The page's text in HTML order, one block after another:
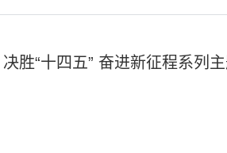
决胜“十四五” 奋进新征程系列